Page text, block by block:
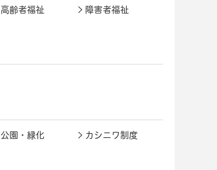
高齢者福祉 障害者福祉
公園・緑化 カシニワ制度